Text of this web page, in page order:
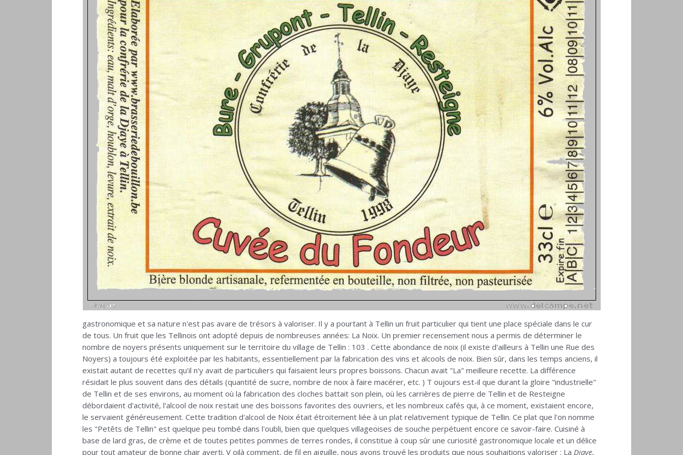
gastronomique et sa nature n'est pas avare de trésors à valoriser. Il y a pourtant à Tellin un fruit particulier qui tient une place spéciale dans le cur
de tous. Un fruit que les Tellinois ont adopté depuis de nombreuses années: La Noix. Un premier recensement nous a permis de déterminer le
nombre de noyers présents uniquement sur le territoire du village de Tellin : 103 . Cette abondance de noix (il existe d'ailleurs à Tellin une Rue des
Noyers) a toujours été exploitée par les habitants, essentiellement par la fabrication des vins et alcools de noix. Bien sûr, dans les temps anciens, il
existait autant de recettes qu'il n'y avait de particuliers qui faisaient leurs propres boissons. Chacun avait "La" meilleure recette. La différence
résidait le plus souvent dans des détails (quantité de sucre, nombre de noix à faire macérer, etc. ) T oujours est-il que durant la gloire "industrielle"
de Tellin et de ses environs, au moment où la fabrication des cloches battait son plein, où les carrières de pierre de Tellin et de Resteigne
débordaient d'activité, l'alcool de noix restait une des boissons favorites des ouvriers, et les nombreux cafés qui, à ce moment, existaient encore,
le servaient généreusement. Cette tradition d'alcool de Noix était étroitement liée à un plat relativement typique de Tellin. Ce plat que l'on nomme
les "Petêts de Tellin" est quelque peu tombé dans l'oubli, bien que quelques villageoises de souche perpétuent encore ce savoir-faire. Cuisiné à
base de lard gras, de crème et de toutes petites pommes de terres rondes, il constitue à coup sûr une curiosité gastronomique locale et un délice
pour tout amateur de bonne chair averti. V oilà comment, de fil en aiguille, nous avons trouvé les produits que nous souhaitions valoriser : La Djaye,